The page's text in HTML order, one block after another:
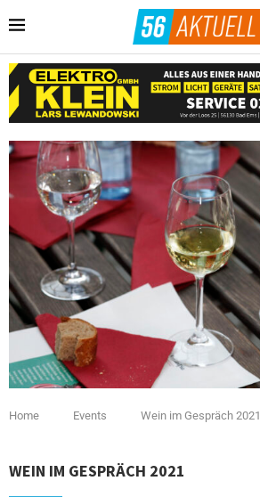
Home Events Wein im Gespräch 2021
WEIN IM GESPRÄCH 2021